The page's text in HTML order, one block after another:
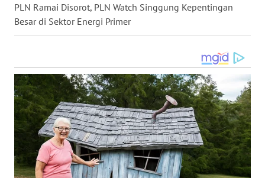
PLN Ramai Disorot, PLN Watch Singgung Kepentingan
Besar di Sektor Energi Primer
KARO
SIMALUNGUN
WN
LABUHANBATU
WN
TAPANULI
TENGAH